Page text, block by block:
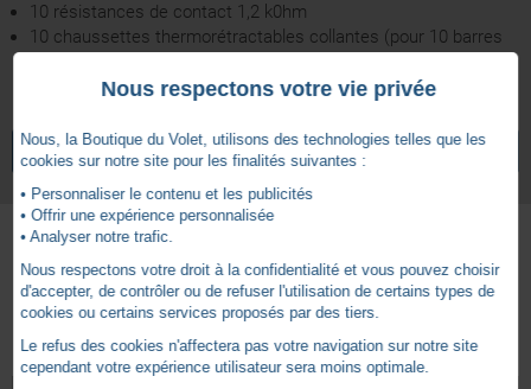
10 résistances de contact 1,2 k0hm
10 chaussettes thermorétractables collantes (pour 10 barres
VOIR TOUS LES ARTICLESSOMFY
Autres produits - Barres Palpeuses et Eléments de
Sécurité
Nous respectons votre vie privée
Nous, la Boutique du Volet, utilisons des technologies telles que les
cookies sur notre site pour les finalités suivantes :
• Personnaliser le contenu et les publicités
• Offrir une expérience personnalisée
• Analyser notre trafic.
Nous respectons votre droit à la confidentialité et vous pouvez choisir
d'accepter, de contrôler ou de refuser l'utilisation de certains types de
cookies ou certains services proposés par des tiers.
Le refus des cookies n'affectera pas votre navigation sur notre site
cependant votre expérience utilisateur sera moins optimale.